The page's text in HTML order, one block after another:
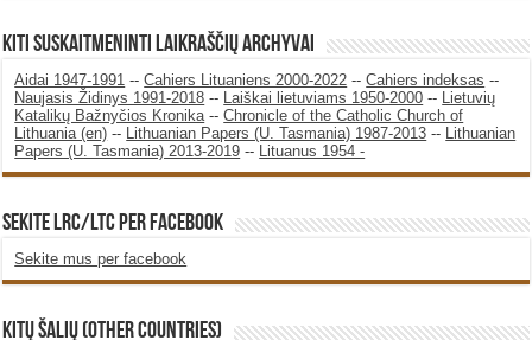
KITI SUSKAITMENINTI LAIKRAŠČIŲ ARCHYVAI
Aidai 1947-1991 --Cahiers Lituaniens 2000-2022 --Cahiers indeksas --
Naujasis Židinys 1991-2018 -- Laiškai lietuviams 1950-2000 -- Lietuvių
Katalikų Bažnyčios Kronika --Chronicle of the Catholic Church of
Lithuania (en) -- Lithuanian Papers (U. Tasmania) 1987-2013 -- Lithuanian
Papers (U. Tasmania) 2013-2019 -- Lituanus 1954 -
SEKITE LRC/LTC PER FACEBOOK
Sekite mus per facebook
KITŲ ŠALIŲ (OTHER COUNTRIES)